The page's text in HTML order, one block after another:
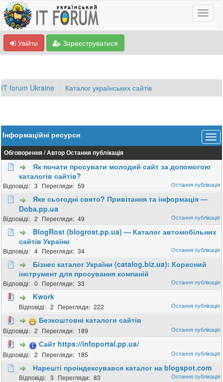
Увійти Зареєструватися
IT forum Ukraine Каталог українських сайтів
Інформаційні ресурси
Обговорення/АвторОстання публікація
Як почати просувати молодий сайт за допомогою
каталогів сайтів?
3 59
Яке сьогодні свято? Привітання та інформація —
Doba.pp.ua
2 49
BlogRost (blogrost.pp.ua) — Каталог автомобільних
сайтів України
4 34
Бізнес каталог України (catalog.biz.ua): Корисний
інструмент для просування компаній
0 33
Kwork
2 222
Безкоштовні каталоги сайтів
2 189
Сайт https://infoportal.pp.ua/
2 185
Нарешті проіндексувався каталог на blogspot.com
3 83